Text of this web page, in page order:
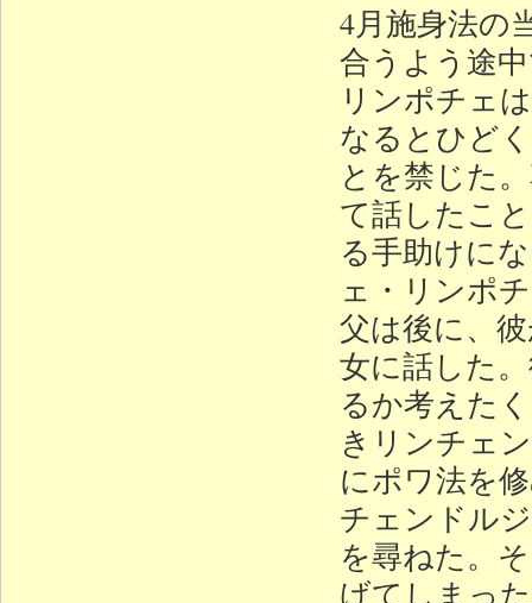
4月施身法の
合うよう途
リンポチェ
なるとひど
とを禁じた
て話したこ
る手助けに
ェ・リンポ
父は後に、
女に話した
るか考えた
きリンチェ
にポワ法を
チェンドル
を尋ねた。
げてしまっ